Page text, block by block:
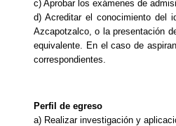
c) Aprobar los exámenes de
d) Acreditar el conocimiento del
Azcapotzalco, o la presentación
equivalente. En el caso de
correspondientes.
Perfil de egreso
a) Realizar investigación y